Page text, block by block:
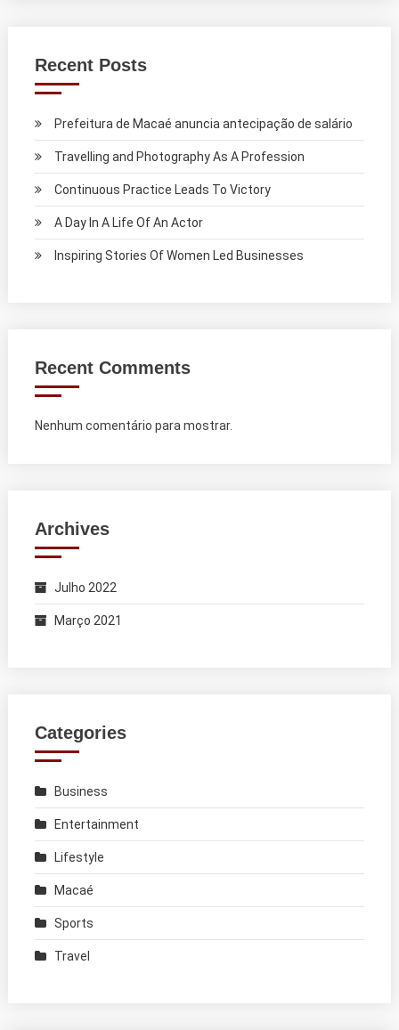
Recent Posts
Prefeitura de Macaé anuncia antecipação de salário
Travelling and Photography As A Profession
Continuous Practice Leads To Victory
A Day In A Life Of An Actor
Inspiring Stories Of Women Led Businesses
Recent Comments
Nenhum comentário para mostrar.
Archives
Julho 2022
Março 2021
Categories
Business
Entertainment
Lifestyle
Macaé
Sports
Travel